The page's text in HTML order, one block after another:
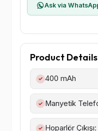
Ask via
Product Details
✓ 400 mAh
✓ Manyetik
✓ Hoparlör